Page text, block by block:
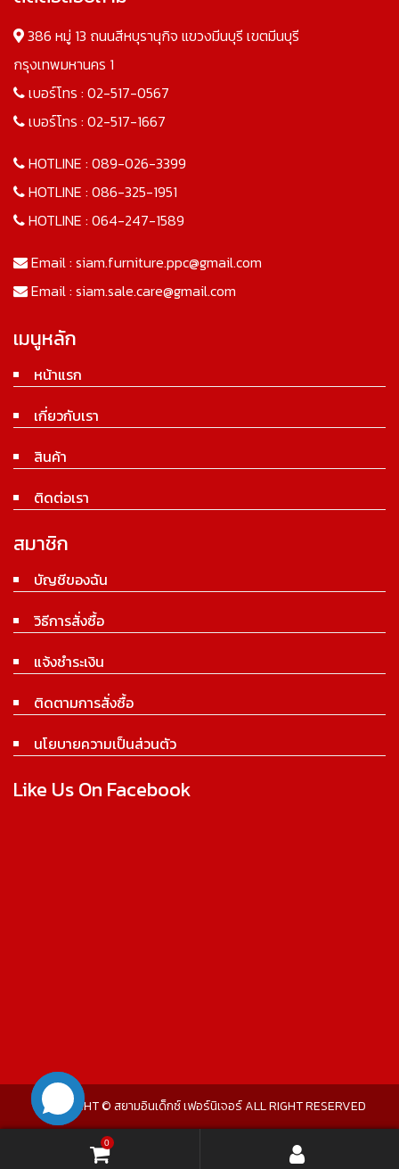
386 หมู่ 13 ถนนสีหบุรานุกิจ แขวงมีนบุรี เขตมีนบุรี
กรุงเทพมหานคร 1
เบอร์โทร : 02-517-0567
เบอร์โทร : 02-517-1667
HOTLINE : 089-026-3399
HOTLINE : 086-325-1951
HOTLINE : 064-247-1589
Email : siam.furniture.ppc@gmail.com
Email : siam.sale.care@gmail.com
เมนูหลัก
หน้าแรก
เกี่ยวกับเรา
สินค้า
ติดต่อเรา
สมาชิก
บัญชีของฉัน
วิธีการสั่งซื้อ
แจ้งชำระเงิน
ติดตามการสั่งซื้อ
นโยบายความเป็นส่วนตัว
Like Us On Facebook
COPYRIGHT © สยามอินเด็กซ์ เฟอร์นิเจอร์ ALL RIGHT RESERVED
0